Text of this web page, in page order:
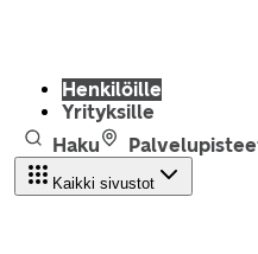
Henkilöille
Yrityksille
Haku
Kaikki sivustot